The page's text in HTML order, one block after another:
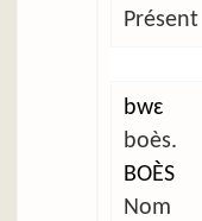
Présent
bwɛ
boès.
BOÈS
Nom